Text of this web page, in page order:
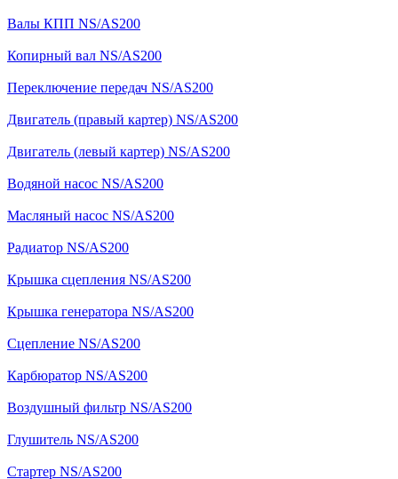
Валы КПП NS/AS200
Копирный вал NS/AS200
Переключение передач NS/AS200
Двигатель (правый картер) NS/AS200
Двигатель (левый картер) NS/AS200
Водяной насос NS/AS200
Масляный насос NS/AS200
Радиатор NS/AS200
Крышка сцепления NS/AS200
Крышка генератора NS/AS200
Сцепление NS/AS200
Карбюратор NS/AS200
Воздушный фильтр NS/AS200
Глушитель NS/AS200
Стартер NS/AS200